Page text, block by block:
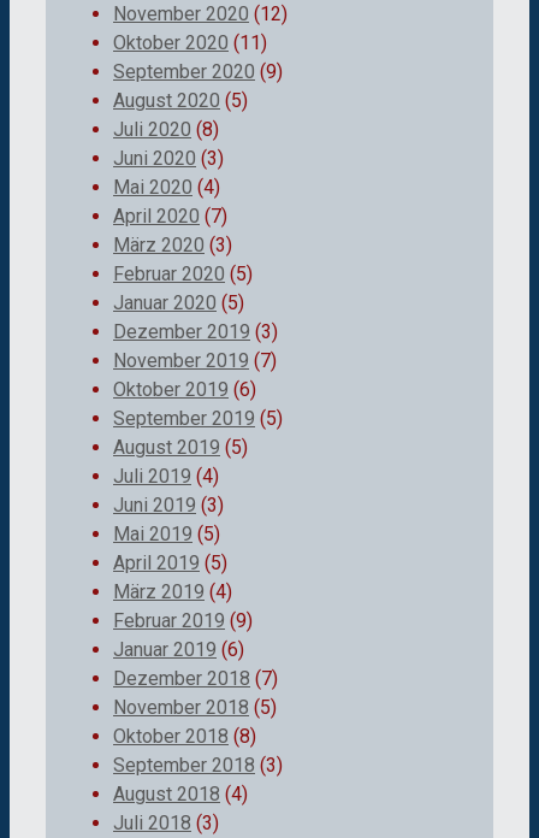
November 2020 (12)
Oktober 2020 (11)
September 2020 (9)
August 2020 (5)
Juli 2020 (8)
Juni 2020 (3)
Mai 2020 (4)
April 2020 (7)
März 2020 (3)
Februar 2020 (5)
Januar 2020 (5)
Dezember 2019 (3)
November 2019 (7)
Oktober 2019 (6)
September 2019 (5)
August 2019 (5)
Juli 2019 (4)
Juni 2019 (3)
Mai 2019 (5)
April 2019 (5)
März 2019 (4)
Februar 2019 (9)
Januar 2019 (6)
Dezember 2018 (7)
November 2018 (5)
Oktober 2018 (8)
September 2018 (3)
August 2018 (4)
Juli 2018 (3)